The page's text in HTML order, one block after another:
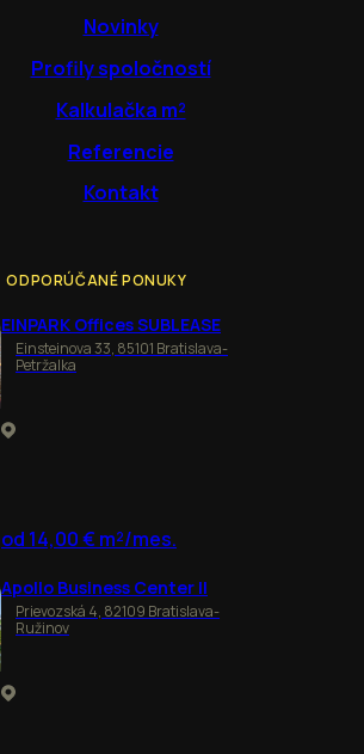
Novinky
Profily spoločností
Kalkulačka m²
Referencie
Kontakt
ODPORÚČANÉ PONUKY
EINPARK Offices SUBLEASE
Einsteinova 33, 85101 Bratislava-
Petržalka
od 14,00 € m²/mes.
Apollo Business Center II
Prievozská 4, 82109 Bratislava-
Ružinov